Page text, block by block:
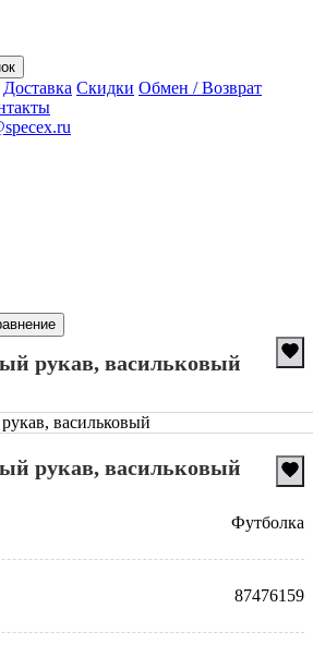
Доставка Скидки Обмен / Возврат
рукав, васильковый
рукав, васильковый
Футболка
87476159